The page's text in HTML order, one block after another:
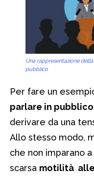
Una rappresentazione
pubblico
Per fare un
parlare in pubblico
derivare da una
Allo stesso modo,
che non imparano
scarsa motilità alle